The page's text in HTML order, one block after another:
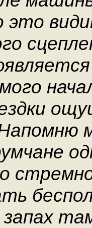
это